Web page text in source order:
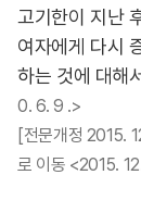
고기한이 지난
여자에게 다시
하는 것에 대해
0. 6. 9 .>
[전문개정 2015.
로 이동 <2015.